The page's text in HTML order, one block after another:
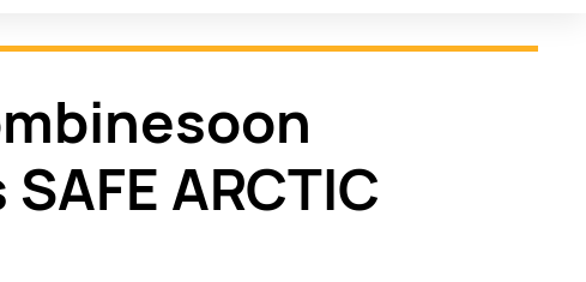
ARCTIC